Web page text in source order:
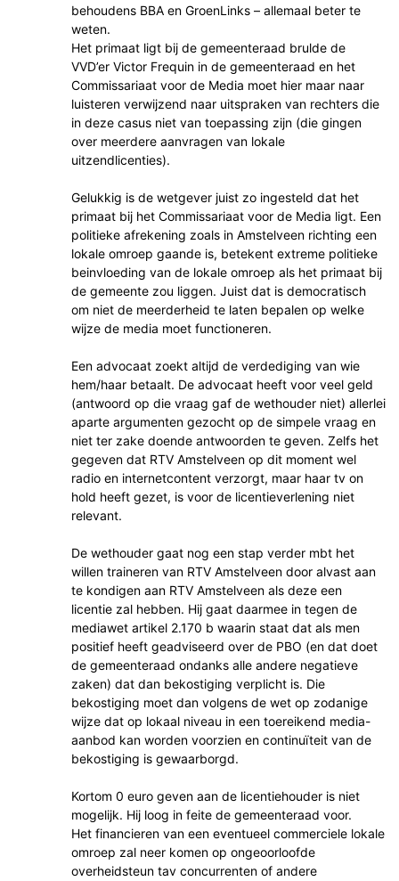
behoudens BBA en GroenLinks – allemaal beter te
weten.
Het primaat ligt bij de gemeenteraad brulde de
VVD’er Victor Frequin in de gemeenteraad en het
Commissariaat voor de Media moet hier maar naar
luisteren verwijzend naar uitspraken van rechters die
in deze casus niet van toepassing zijn (die gingen
over meerdere aanvragen van lokale
uitzendlicenties).
Gelukkig is de wetgever juist zo ingesteld dat het
primaat bij het Commissariaat voor de Media ligt. Een
politieke afrekening zoals in Amstelveen richting een
lokale omroep gaande is, betekent extreme politieke
beinvloeding van de lokale omroep als het primaat bij
de gemeente zou liggen. Juist dat is democratisch
om niet de meerderheid te laten bepalen op welke
wijze de media moet functioneren.
Een advocaat zoekt altijd de verdediging van wie
hem/haar betaalt. De advocaat heeft voor veel geld
(antwoord op die vraag gaf de wethouder niet) allerlei
aparte argumenten gezocht op de simpele vraag en
niet ter zake doende antwoorden te geven. Zelfs het
gegeven dat RTV Amstelveen op dit moment wel
radio en internetcontent verzorgt, maar haar tv on
hold heeft gezet, is voor de licentieverlening niet
relevant.
De wethouder gaat nog een stap verder mbt het
willen traineren van RTV Amstelveen door alvast aan
te kondigen aan RTV Amstelveen als deze een
licentie zal hebben. Hij gaat daarmee in tegen de
mediawet artikel 2.170 b waarin staat dat als men
positief heeft geadviseerd over de PBO (en dat doet
de gemeenteraad ondanks alle andere negatieve
zaken) dat dan bekostiging verplicht is. Die
bekostiging moet dan volgens de wet op zodanige
wijze dat op lokaal niveau in een toereikend media-
aanbod kan worden voorzien en continuïteit van de
bekostiging is gewaarborgd.
Kortom 0 euro geven aan de licentiehouder is niet
mogelijk. Hij loog in feite de gemeenteraad voor.
Het financieren van een eventueel commerciele lokale
omroep zal neer komen op ongeoorloofde
overheidsteun tav concurrenten of andere